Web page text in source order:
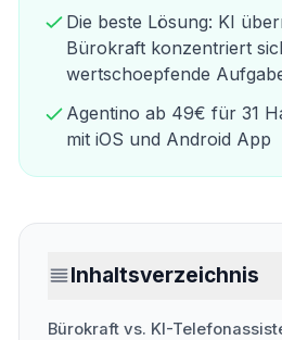
Die beste Lösung: KI
Bürokraft konzentriert
wertschoepfende
Agentino ab 49€ für 31
mit iOS und Android App
Inhaltsverzeichnis
Bürokraft vs. KI-